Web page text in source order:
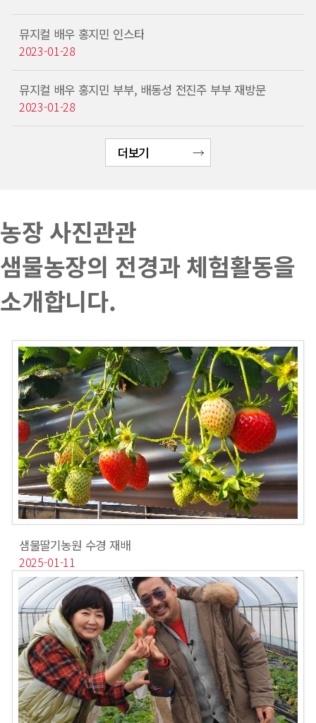
뮤지컬 배우 홍지민 인스타
2023-01-28
뮤지컬 배우 홍지민 부부, 배동성 전진주 부부 재방문
2023-01-28
더보기
농장 사진관관
샘물농장의 전경과 체험활동을
소개합니다.
샘물딸기농원 수경 재배
2025-01-11